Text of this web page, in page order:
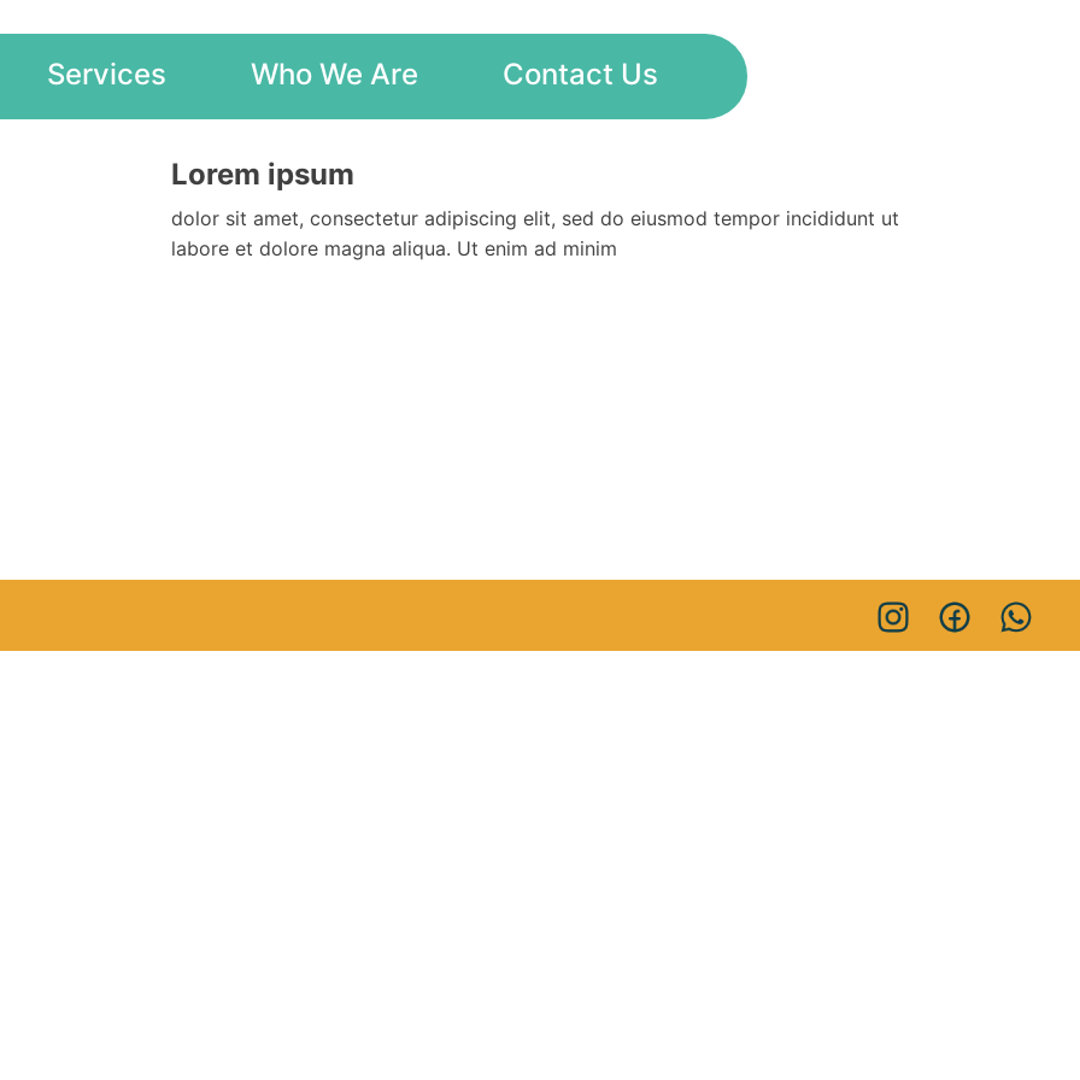
Services Who We Are Contact Us
Lorem ipsum
dolor sit amet, consectetur adipiscing elit, sed do eiusmod tempor incididunt ut
labore et dolore magna aliqua. Ut enim ad minim